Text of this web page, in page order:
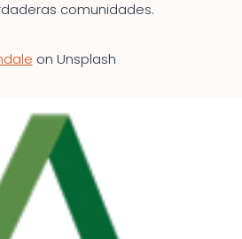
comunidades.
on Unsplash